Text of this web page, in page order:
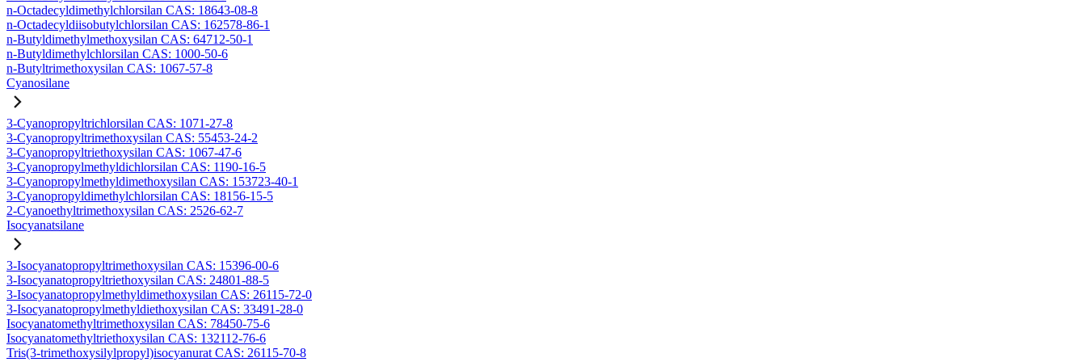
n-Octadecyldimethylchlorsilan CAS: 18643-08-8
n-Octadecyldiisobutylchlorsilan CAS: 162578-86-1
n-Butyldimethylmethoxysilan CAS: 64712-50-1
n-Butyldimethylchlorsilan CAS: 1000-50-6
n-Butyltrimethoxysilan CAS: 1067-57-8
Cyanosilane
3-Cyanopropyltrichlorsilan CAS: 1071-27-8
3-Cyanopropyltrimethoxysilan CAS: 55453-24-2
3-Cyanopropyltriethoxysilan CAS: 1067-47-6
3-Cyanopropylmethyldichlorsilan CAS: 1190-16-5
3-Cyanopropylmethyldimethoxysilan CAS: 153723-40-1
3-Cyanopropyldimethylchlorsilan CAS: 18156-15-5
2-Cyanoethyltrimethoxysilan CAS: 2526-62-7
Isocyanatsilane
3-Isocyanatopropyltrimethoxysilan CAS: 15396-00-6
3-Isocyanatopropyltriethoxysilan CAS: 24801-88-5
3-Isocyanatopropylmethyldimethoxysilan CAS: 26115-72-0
3-Isocyanatopropylmethyldiethoxysilan CAS: 33491-28-0
Isocyanatomethyltrimethoxysilan CAS: 78450-75-6
Isocyanatomethyltriethoxysilan CAS: 132112-76-6
Tris(3-trimethoxysilylpropyl)isocyanurat CAS: 26115-70-8